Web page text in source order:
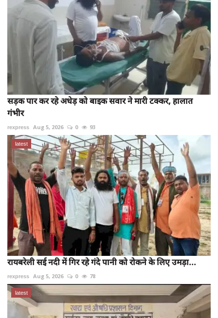
सड़क पार कर रहे अधेड़ को बाइक सवार ने मारी टक्कर, हालात
गंभीर
rexpress Aug 5, 2026 0 93
latest
रायबरेली सई नदी में गिर रहे गंदे पानी को रोकने के लिए उमड़ा...
rexpress Aug 5, 2026 0 78
latest